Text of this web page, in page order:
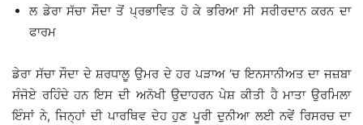
ਲ ਡੇਰਾ ਸੱਚਾ ਸੌਦਾ ਤੋਂ ਪ੍ਰਭਾਵਿਤ ਹੋ ਕੇ ਭਰਿਆ ਸੀ ਸਰੀਰਦਾਨ ਕਰਨ ਦਾ
ਫਾਰਮ
ਡੇਰਾ ਸੱਚਾ ਸੌਦਾ ਦੇ ਸ਼ਰਧਾਲੂ ਉਮਰ ਦੇ ਹਰ ਪੜਾਅ ‘ਚ ਇਨਸਾਨੀਅਤ ਦਾ ਜਜ਼ਬਾ
ਸੰਜੋਏ ਰਹਿੰਦੇ ਹਨ ਇਸ ਦੀ ਅਨੋਖੀ ਉਦਾਹਰਨ ਪੇਸ਼ ਕੀਤੀ ਹੈ ਮਾਤਾ ਉਰਮਿਲਾ
ਇੰਸਾਂ ਨੇ, ਜਿਨ੍ਹਾਂ ਦੀ ਪਾਰਥਿਵ ਦੇਹ ਹੁਣ ਪੂਰੀ ਦੁਨੀਆ ਲਈ ਨਵੇਂ ਰਿਸਰਚ ਦਾ